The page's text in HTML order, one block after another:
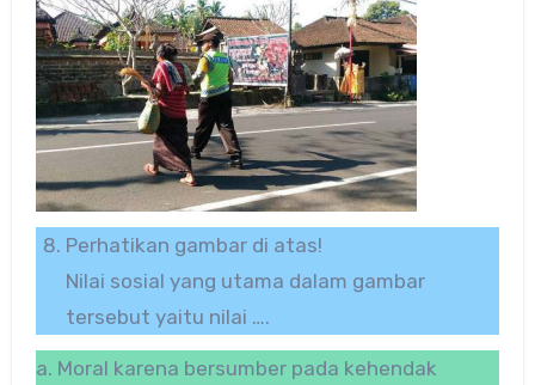
Perhatikan gambar di atas!
Nilai sosial yang utama dalam gambar
tersebut yaitu nilai ….
a. Moral karena bersumber pada kehendak